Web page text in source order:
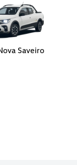
Saveiro